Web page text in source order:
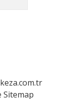
Sitemap